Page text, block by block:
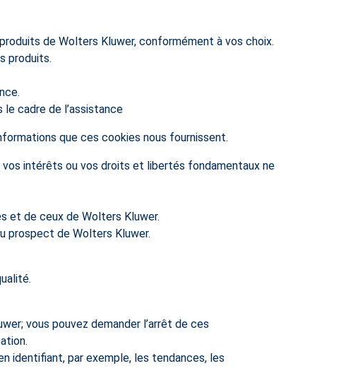
de Wolters Kluwer, conformément à vos choix.
produits.
le cadre de l’assistance
que ces cookies nous fournissent.
intérêts ou vos droits et libertés fondamentaux ne
et de ceux de Wolters Kluwer.
prospect de Wolters Kluwer.
vous pouvez demander l’arrêt de ces
identifiant, par exemple, les tendances, les